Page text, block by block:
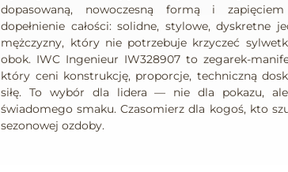
dopasowaną, nowoczesną formą i
dopełnienie całości: solidne, stylowe, dyskretne
mężczyzny, który nie potrzebuje krzyczeć
obok. IWC Ingenieur IW328907 to zegarek-
który ceni konstrukcję, proporcje, techniczną
siłę. To wybór dla lidera — nie dla pokazu,
świadomego smaku. Czasomierz dla kogoś, kto
sezonowej ozdoby.